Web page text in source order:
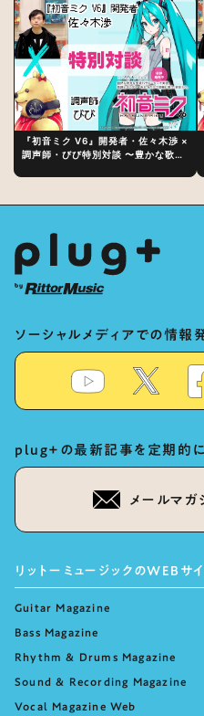
『初音ミク V6』開発者・佐々木渉 ×
調声師・びび特別対談 〜豊かな歌声
ソーシャルメディアでの情報
plug+の最新記事を定期的に
メールマガ
リットーミュージックのWEBサイ
Guitar Magazine
Bass Magazine
Rhythm & Drums Magazine
Sound & Recording Magazine
Vocal Magazine Web